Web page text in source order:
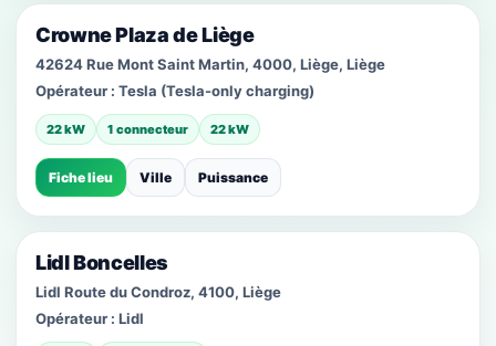
Crowne Plaza de Liège
42624 Rue Mont Saint Martin, 4000, Liège, Liège
Opérateur : Tesla (Tesla-only charging)
22 kW 1 connecteur 22 kW
Fiche lieu Ville Puissance
Lidl Boncelles
Lidl Route du Condroz, 4100, Liège
Opérateur : Lidl